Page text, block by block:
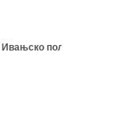
поље: